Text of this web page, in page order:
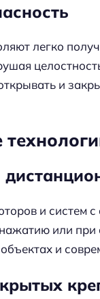
легко
и
и систем
или
и